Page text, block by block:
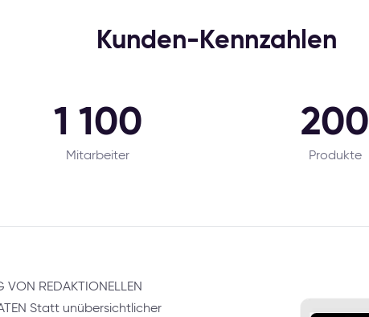
Kunden-Kennzahlen
1 100
Mitarbeiter
200
Produkte
VON REDAKTIONELLEN
Statt unübersichtlicher